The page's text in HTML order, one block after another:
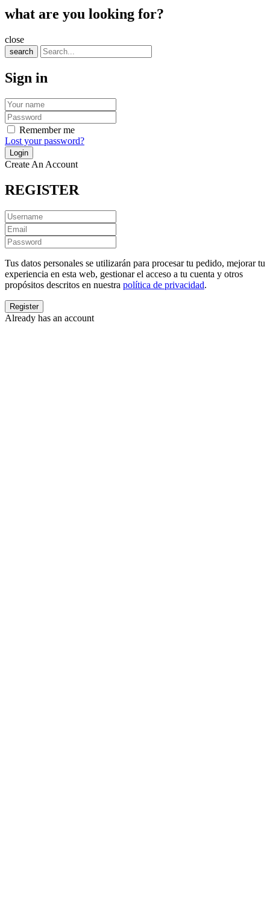
what are you looking for?
close
search
Sign in
Remember me
Lost your password?
Create An Account
REGISTER
Tus datos personales se utilizarán para procesar tu pedido, mejorar tu
experiencia en esta web, gestionar el acceso a tu cuenta y otros
propósitos descritos en nuestra política de privacidad.
Already has an account